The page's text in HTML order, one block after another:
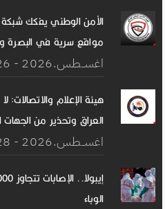
الأمن الوطني يفكك
مواقع سرية في البصرة
07 اغســطس.2026 - 2:26
هيئة الإعلام
العراق وتحذير من الجهات
07 اغســطس.2026 - 2:28
الوباء